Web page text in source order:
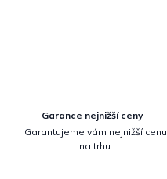
Garance nejnižší ceny
Garantujeme vám nejnižší cenu
na trhu.